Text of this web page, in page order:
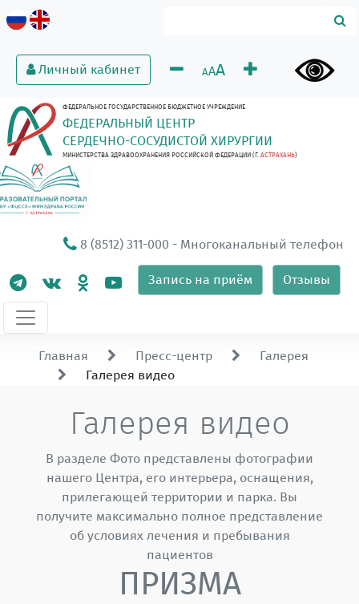
Личный кабинет AAA
ФЕДЕРАЛЬНОЕ ГОСУДАРСТВЕННОЕ БЮДЖЕТНОЕ УЧРЕЖДЕНИЕ
ФЕДЕРАЛЬНЫЙ ЦЕНТР
СЕРДЕЧНО-СОСУДИСТОЙ ХИРУРГИИ
МИНИСТЕРСТВА ЗДРАВООХРАНЕНИЯ РОССИЙСКОЙ ФЕДЕРАЦИИ (Г. АСТРАХАНЬ)
8 (8512) 311-000 - Многоканальный телефон
Запись на приём Отзывы
Главная Пресс-центр
Галерея
Галерея видео
Галерея видео
В разделе Фото представлены фотографии
нашего Центра, его интерьера, оснащения,
прилегающей территории и парка. Вы
получите максимально полное представление
об условиях лечения и пребывания
пациентов
ПРИЗМА